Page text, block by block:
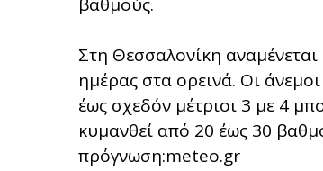
Στη Θεσσαλονίκη αναμένεται
ημέρας στα ορεινά. Οι
έως σχεδόν μέτριοι 3 με 4
κυμανθεί από 20 έως 30
πρόγνωση:meteo.gr